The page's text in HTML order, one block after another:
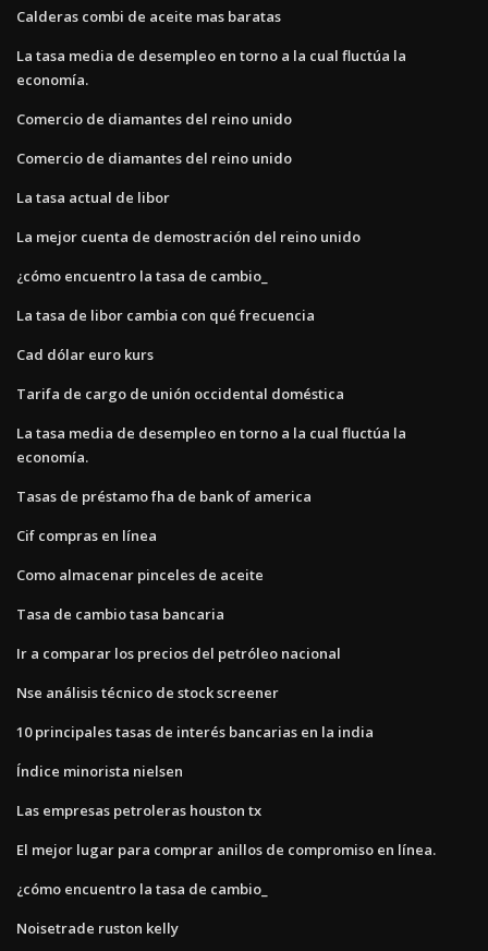
Calderas combi de aceite mas baratas
La tasa media de desempleo en torno a la cual fluctúa la
economía.
Comercio de diamantes del reino unido
Comercio de diamantes del reino unido
La tasa actual de libor
La mejor cuenta de demostración del reino unido
¿cómo encuentro la tasa de cambio_
La tasa de libor cambia con qué frecuencia
Cad dólar euro kurs
Tarifa de cargo de unión occidental doméstica
La tasa media de desempleo en torno a la cual fluctúa la
economía.
Tasas de préstamo fha de bank of america
Cif compras en línea
Como almacenar pinceles de aceite
Tasa de cambio tasa bancaria
Ir a comparar los precios del petróleo nacional
Nse análisis técnico de stock screener
10 principales tasas de interés bancarias en la india
Índice minorista nielsen
Las empresas petroleras houston tx
El mejor lugar para comprar anillos de compromiso en línea.
¿cómo encuentro la tasa de cambio_
Noisetrade ruston kelly